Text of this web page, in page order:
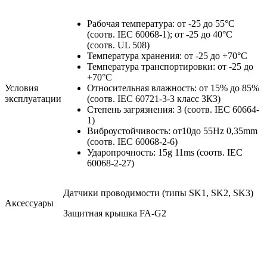
Условия
эксплуатации
Рабочая температура: от -25 до 55°C
(соотв. IEC 60068-1); от -25 до 40°C
(соотв. UL 508)
Температура хранения: от -25 до +70°C
Температура транспортировки: от -25 до
+70°C
Относительная влажность: от 15% до 85%
(соотв. IEC 60721-3-3 класс 3К3)
Степень загрязнения: 3 (соотв. IEC 60664-
1)
Виброустойчивость: от10до 55Hz 0,35mm
(соотв. IEC 60068-2-6)
Ударопрочность: 15g 11ms (соотв. IEC
60068-2-27)
Аксессуары
Датчики проводимости (типы SK1, SK2, SK3)
Защитная крышка FA-G2